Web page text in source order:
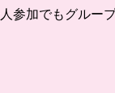
加でもグルー